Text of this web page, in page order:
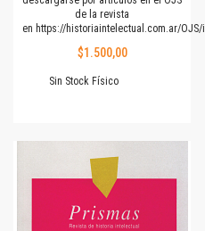
de la revista
en https://historiaintelectual.com.ar/
$1.500,00
Sin Stock Físico